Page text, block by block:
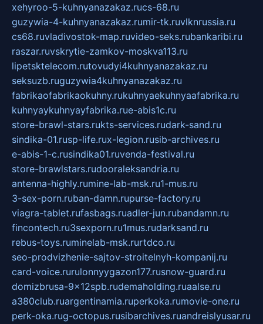
xehyroo-5-kuhnyanazakaz.rucs-68.ru
guzywia-4-kuhnyanazakaz.rumir-tk.ruvlknrussia.ru
cs68.ruvladivostok-map.ruvideo-seks.rubankaribi.ru
raszar.ruvskrytie-zamkov-moskva113.ru
lipetsktelecom.rutovudyi4kuhnyanazakaz.ru
seksuzb.ruguzywia4kuhnyanazakaz.ru
fabrikaofabrikaokuhny.rukuhnyaekuhnyaafabrika.ru
kuhnyaykuhnyayfabrika.rue-abis1c.ru
store-brawl-stars.rukts-services.rudark-sand.ru
sindika-01.rusp-life.rux-legion.rusib-archives.ru
e-abis-1-c.rusindika01.ruvenda-festival.ru
store-brawlstars.rudooraleksandria.ru
antenna-highly.rumine-lab-msk.ru1-mus.ru
3-sex-porn.ruban-damn.rupurse-factory.ru
viagra-tablet.rufasbags.ruadler-jun.rubandamn.ru
fincontech.ru3sexporn.ru1mus.rudarksand.ru
rebus-toys.ruminelab-msk.rurtdco.ru
seo-prodvizhenie-sajtov-stroitelnyh-kompanij.ru
card-voice.rurulonnyygazon177.rusnow-guard.ru
domizbrusa-9x12spb.rudemaholding.ruaalse.ru
a380club.ruargentinamia.ruperkoka.rumovie-one.ru
perk-oka.rug-octopus.rusibarchives.ruandreislyusar.ru